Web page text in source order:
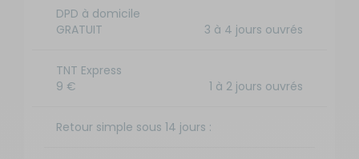
DPD à domicile
GRATUIT
3 à 4 jours ouvrés
TNT Express
9 €
1 à 2 jours ouvrés
Retour simple sous 14 jours :